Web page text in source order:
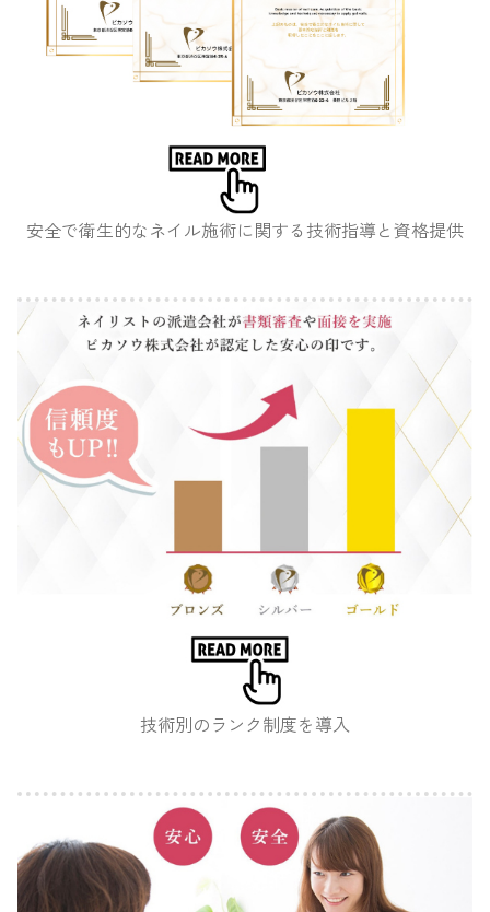
安全で衛生的なネイル施術に関する技術指導と資格提供
技術別のランク制度を導入